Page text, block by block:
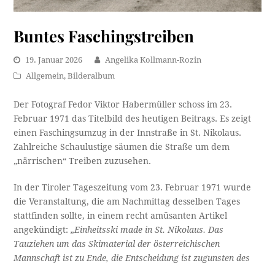
Buntes Faschingstreiben
19. Januar 2026
Angelika Kollmann-Rozin
Allgemein,Bilderalbum
Der Fotograf Fedor Viktor Habermüller schoss im 23.
Februar 1971 das Titelbild des heutigen Beitrags. Es zeigt
einen Faschingsumzug in der Innstraße in St. Nikolaus.
Zahlreiche Schaulustige säumen die Straße um dem
„närrischen“ Treiben zuzusehen.
In der Tiroler Tageszeitung vom 23. Februar 1971 wurde
die Veranstaltung, die am Nachmittag desselben Tages
stattfinden sollte, in einem recht amüsanten Artikel
angekündigt:„Einheitsski made in St. Nikolaus. Das
Tauziehen um das Skimaterial der österreichischen
Mannschaft ist zu Ende, die Entscheidung ist zugunsten des